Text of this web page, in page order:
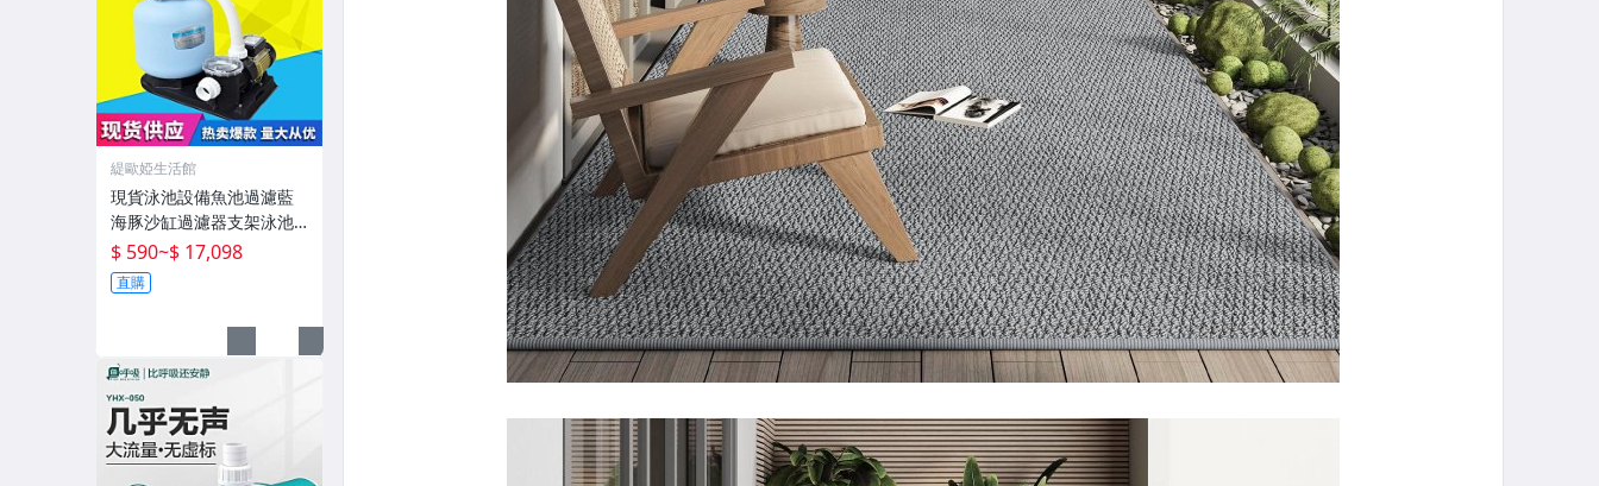
緹歐婭生活館
現貨泳池設備魚池過濾藍
海豚沙缸過濾器支架泳池
泳池砂缸水泵機組
$ 590~$ 17,098
直購